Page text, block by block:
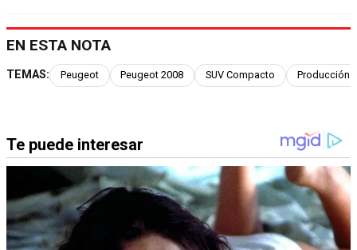
EN ESTA NOTA
TEMAS: Peugeot Peugeot 2008 SUV Compacto Producción